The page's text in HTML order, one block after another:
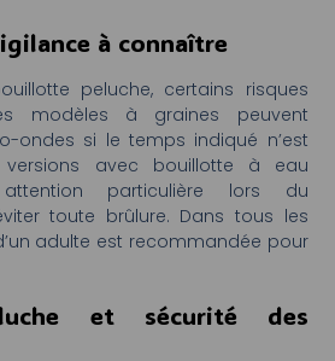
à connaître
peluche, certains risques
modèles à graines peuvent
ondes si le temps indiqué n’est
versions avec bouillotte à eau
particulière lors du
toute brûlure. Dans tous les
adulte est recommandée pour
et sécurité des